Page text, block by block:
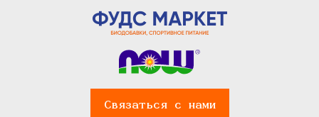
Связаться с нами